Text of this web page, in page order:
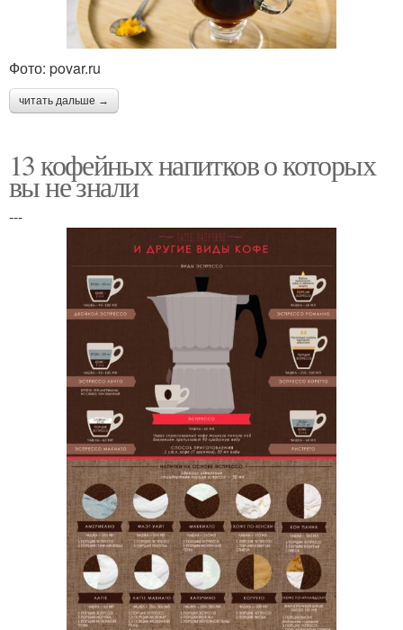
Фото: povar.ru
читать дальше →
13 кофейных напитков о которых
вы не знали
---